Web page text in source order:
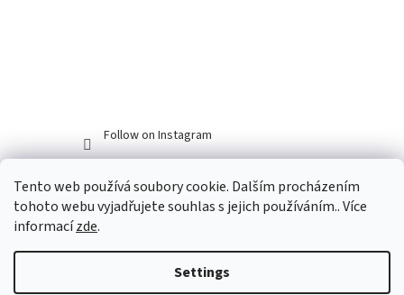
Tento web používá soubory cookie. Dalším procházením
tohoto webu vyjadřujete souhlas s jejich používáním.. Více
informacízde.
Settings
Follow on Instagram
Created by Shoptet